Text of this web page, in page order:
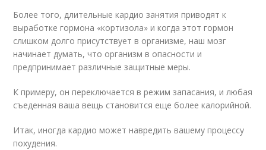
Более того, длительные кардио занятия приводят к
выработке гормона «кортизола» и когда этот гормон
слишком долго присутствует в организме, наш мозг
начинает думать, что организм в опасности и
предпринимает различные защитные меры.
К примеру, он переключается в режим запасания, и любая
съеденная ваша вещь становится еще более калорийной.
Итак, иногда кардио может навредить вашему процессу
похудения.